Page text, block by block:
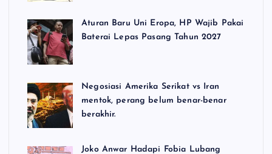
Aturan Baru Uni Eropa, HP Wajib Pakai
Baterai Lepas Pasang Tahun 2027
Negosiasi Amerika Serikat vs Iran
mentok, perang belum benar-benar
berakhir.
Joko Anwar Hadapi Fobia Lubang